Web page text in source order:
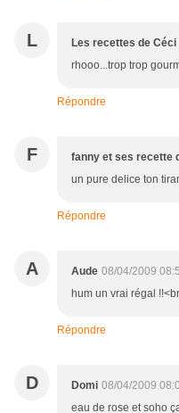
L Les recettes de Céci
rhooo...trop trop
Répondre
F fanny et ses recette
un pure delice ton
Répondre
A Aude 08/04/2009
hum un vrai régal
Répondre
D Domi 08/04/2009
eau de rose et soho